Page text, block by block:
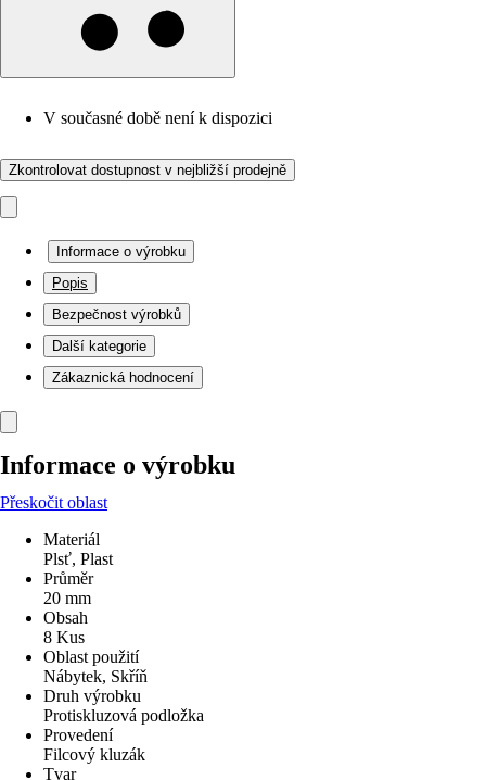
V současné době není k dispozici
Zkontrolovat dostupnost v nejbližší prodejně
Informace o výrobku
Popis
Bezpečnost výrobků
Další kategorie
Zákaznická hodnocení
Informace o výrobku
Přeskočit oblast
Materiál
Plsť, Plast
Průměr
20 mm
Obsah
8 Kus
Oblast použití
Nábytek, Skříň
Druh výrobku
Protiskluzová podložka
Provedení
Filcový kluzák
Tvar